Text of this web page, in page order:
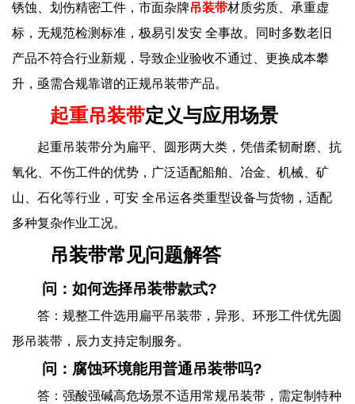
锈蚀、划伤精密工件，市面杂牌吊装带材质劣质、承重虚
标，无规范检测标准，极易引发安 全事故。同时多数老旧
产品不符合行业新规，导致企业验收不通过、更换成本攀
升，亟需合规靠谱的正规吊装带产品。
起重吊装带定义与应用场景
起重吊装带分为扁平、圆形两大类，凭借柔韧耐磨、抗
氧化、不伤工件的优势，广泛适配船舶、冶金、机械、矿
山、石化等行业，可安 全吊运各类重型设备与货物，适配
多种复杂作业工况。
吊装带常见问题解答
问：如何选择吊装带款式?
答：规整工件选用扁平吊装带，异形、环形工件优先圆
形吊装带，辰力支持定制服务。
问：腐蚀环境能用普通吊装带吗?
答：强酸强碱高危场景不适用常规吊装带，需定制特种